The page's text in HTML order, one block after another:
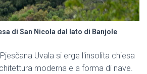
di San Nicola dal lato di Banjole
Uvala si erge l'insolita chiesa
moderna e a forma di nave.